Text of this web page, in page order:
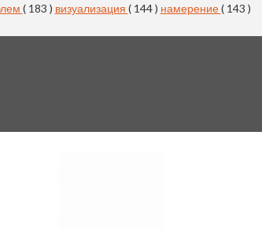
( 183 ) визуализация ( 144 ) намерение( 143 )